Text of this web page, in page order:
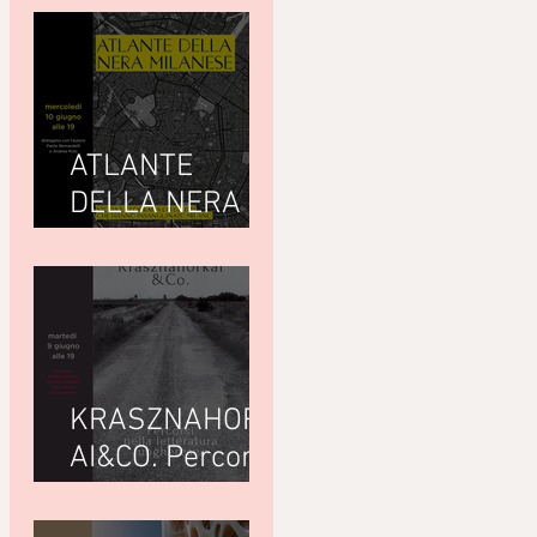
ATLANTE
DELLA NERA
Giuseppe
Paternò
Raddusa (Utet)
KRASZNAHORK
AI&CO. Percorsi